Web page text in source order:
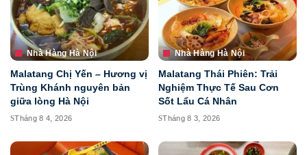
Nhà Hàng Hà Nội
Malatang Chị Yến – Hương vị
Trùng Khánh nguyên bản
giữa lòng Hà Nội
Tháng 8 4, 2026
Nhà Hàng Hà Nội
Malatang Thái Phiên: Trải
Nghiệm Thực Tế Sau Cơn
Sốt Lẩu Cá Nhân
Tháng 8 3, 2026